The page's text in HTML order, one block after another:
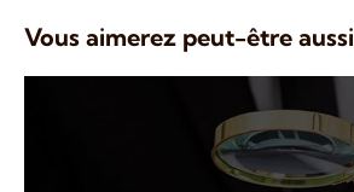
Vous aimerez peut-être aussi